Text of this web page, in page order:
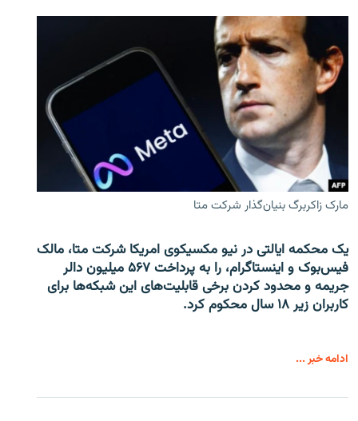
مارک زاکربرگ بنیان‌گذار شرکت متا
یک محکمه ایالتی در نیو مکسیکوی امریکا شرکت متا، مالک
فیس‌بوک و اینستاگرام، را به پرداخت ۵۶۷ میلیون دالر
جریمه و محدود کردن برخی قابلیت‌های این شبکه‌ها برای
کاربران زیر ۱۸ سال محکوم کرد.
ادامه خبر ...